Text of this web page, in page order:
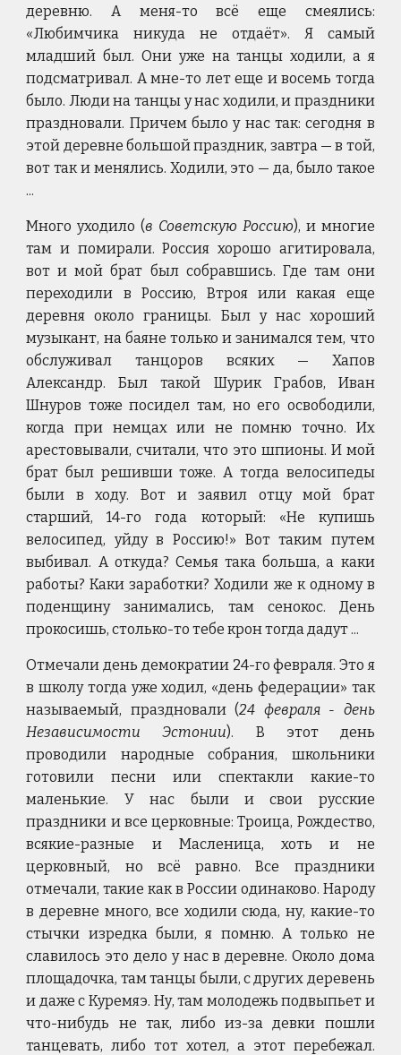
деревню. А меня-то всё еще смеялись:
«Любимчика никуда не отдаёт». Я самый
младший был. Они уже на танцы ходили, а я
подсматривал. А мне-то лет еще и восемь тогда
было. Люди на танцы у нас ходили, и праздники
праздновали. Причем было у нас так: сегодня в
этой деревне большой праздник, завтра — в той,
вот так и менялись. Ходили, это — да, было такое
...
Много уходило (в Советскую Россию), и многие
там и помирали. Россия хорошо агитировала,
вот и мой брат был собравшись. Где там они
переходили в Россию, Втроя или какая еще
деревня около границы. Был у нас хороший
музыкант, на баяне только и занимался тем, что
обслуживал танцоров всяких — Хапов
Александр. Был такой Шурик Грабов, Иван
Шнуров тоже посидел там, но его освободили,
когда при немцах или не помню точно. Их
арестовывали, считали, что это шпионы. И мой
брат был решивши тоже. А тогда велосипеды
были в ходу. Вот и заявил отцу мой брат
старший, 14-го года который: «Не купишь
велосипед, уйду в Россию!» Вот таким путем
выбивал. А откуда? Семья така больша, а каки
работы? Каки заработки? Ходили же к одному в
поденщину занимались, там сенокос. День
прокосишь, столько-то тебе крон тогда дадут ...
Отмечали день демократии 24-го февраля. Это я
в школу тогда уже ходил, «день федерации» так
называемый, праздновали (24 февраля - день
Независимости Эстонии). В этот день
проводили народные собрания, школьники
готовили песни или спектакли какие-то
маленькие. У нас были и свои русские
праздники и все церковные: Троица, Рождество,
всякие-разные и Масленица, хоть и не
церковный, но всё равно. Все праздники
отмечали, такие как в России одинаково. Народу
в деревне много, все ходили сюда, ну, какие-то
стычки изредка были, я помню. А только не
славилось это дело у нас в деревне. Около дома
площадочка, там танцы были, с других деревень
и даже с Куремяэ. Ну, там молодежь подвыпьет и
что-нибудь не так, либо из-за девки пошли
танцевать, либо тот хотел, а этот перебежал.